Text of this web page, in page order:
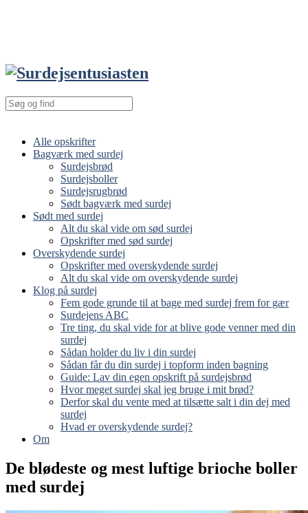
Alle opskrifter
Bagværk med surdej
Surdejsbrød
Surdejsboller
Surdejsrugbrød
Sødt bagværk med surdej
Sødt med surdej
Alt du skal vide om sød surdej
Opskrifter med sød surdej
Overskydende surdej
Opskrifter med overskydende surdej
Alt du skal vide om overskydende surdej
Klog på surdej
Fem gode grunde til at bage med surdej frem for gær
Surdejens ABC
Tre ting, du skal vide for at blive gode venner med din
surdej
Sådan holder du liv i din surdej
Sådan får du din surdej i topform inden bagning
Guide: Lav din egen opskrift på surdejsbrød
Hvor meget surdej skal jeg bruge i mit brød?
Derfor skal du vente med at tilsætte salt i din dej med
surdej
Hvad er overskydende surdej?
Om
De blødeste og mest luftige brioche boller
med surdej